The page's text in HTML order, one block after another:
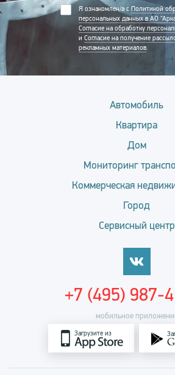
Я ознакомлен/а с Политикой
персональных данных в АО
Согласие на обработку
и Согласие на получение
рекламных материалов.
Автомобиль
Квартира
Дом
Мониторинг
Коммерческая
Город
Сервисный центр
мобильное
Загрузите из
+7 (495) 987-